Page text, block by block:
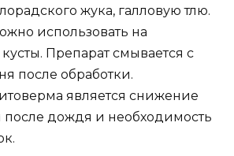
жука, галловую тлю.
использовать на
Препарат смывается с
после обработки.
является снижение
после дождя и необходимость